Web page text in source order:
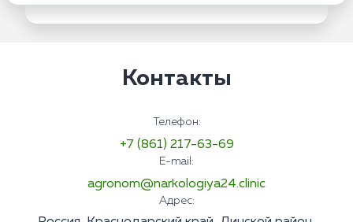
Контакты
Телефон:
+7 (861) 217-63-69
E-mail:
agronom@narkologiya24.clinic
Адрес: